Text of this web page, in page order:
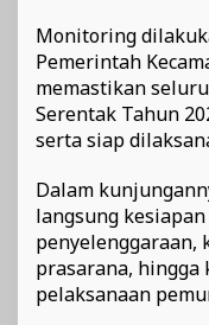
Monitoring
Pemerintah
memastikan
Serentak Tahun
serta siap
Dalam
langsung
penyelenggaraan,
prasarana,
pelaksanaan